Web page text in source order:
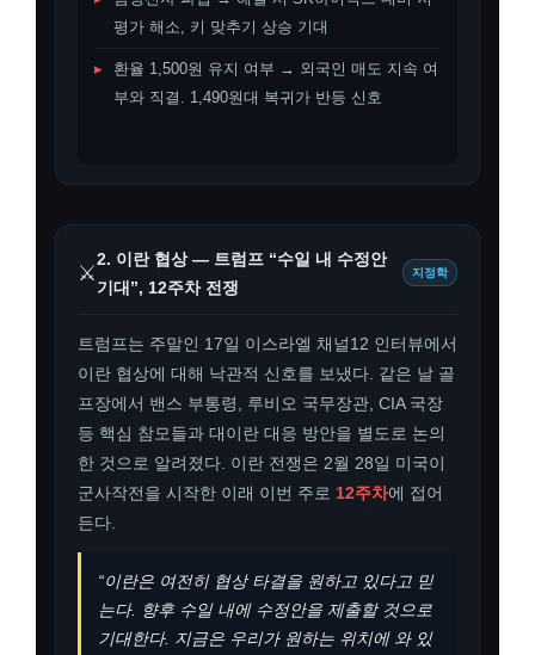
평가 해소, 키 맞추기 상승 기대
▸
환율 1,500원 유지 여부 → 외국인 매도 지속 여
부와 직결. 1,490원대 복귀가 반등 신호
⚔️
2. 이란 협상 — 트럼프 “수일 내 수정안
기대”, 12주차 전쟁
지정학
트럼프는 주말인 17일 이스라엘 채널12 인터뷰에서
이란 협상에 대해 낙관적 신호를 보냈다. 같은 날 골
프장에서 밴스 부통령, 루비오 국무장관, CIA 국장
등 핵심 참모들과 대이란 대응 방안을 별도로 논의
한 것으로 알려졌다. 이란 전쟁은 2월 28일 미국이
군사작전을 시작한 이래 이번 주로 12주차에 접어
든다.
“이란은 여전히 협상 타결을 원하고 있다고 믿
는다. 향후 수일 내에 수정안을 제출할 것으로
기대한다. 지금은 우리가 원하는 위치에 와 있